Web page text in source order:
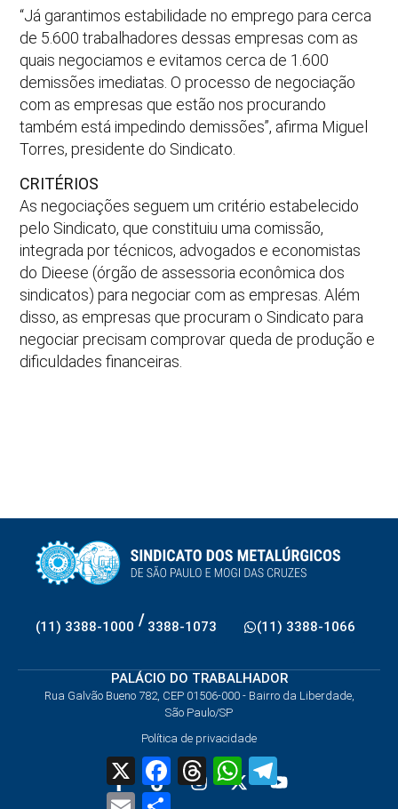
“Já garantimos estabilidade no emprego para cerca
de 5.600 trabalhadores dessas empresas com as
quais negociamos e evitamos cerca de 1.600
demissões imediatas. O processo de negociação
com as empresas que estão nos procurando
também está impedindo demissões”, afirma Miguel
Torres, presidente do Sindicato.
CRITÉRIOS
As negociações seguem um critério estabelecido
pelo Sindicato, que constituiu uma comissão,
integrada por técnicos, advogados e economistas
do Dieese (órgão de assessoria econômica dos
sindicatos) para negociar com as empresas. Além
disso, as empresas que procuram o Sindicato para
negociar precisam comprovar queda de produção e
dificuldades financeiras.
(11) 3388-1000 / 3388-1073 (11) 3388-1066
PALÁCIO DO TRABALHADOR
Rua Galvão Bueno 782, CEP 01506-000 - Bairro da Liberdade,
São Paulo/SP
Política de privacidade
X FacebookThreadsWhatsApp
Email